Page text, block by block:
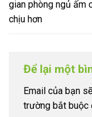
gian phòng ngủ ấm
chịu hơn
Để lại một
Email của bạn
trường bắt buộc